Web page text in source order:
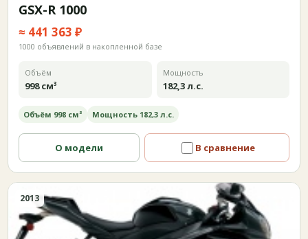
GSX-R 1000
≈ 441 363 ₽
1000 объявлений в накопленной базе
Объём
998 см³
Мощность
182,3 л.с.
Объём 998 см³ Мощность 182,3 л.с.
О модели В сравнение
2013